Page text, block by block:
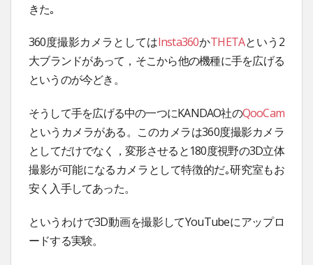
きた｡
360度撮影カメラとしてはInsta360かTHETAという2
大ブランドがあって，そこから他の機種に手を広げる
というのが今どき。
そうして手を広げる中の一つにKANDAO社のQooCam
というカメラがある。このカメラは360度撮影カメラ
としてだけでなく，変形させると180度視野の3D立体
撮影が可能になるカメラとして特徴的だ｡研究室もお
安く入手してあった。
というわけで3D動画を撮影してYouTubeにアップロ
ードする実験。